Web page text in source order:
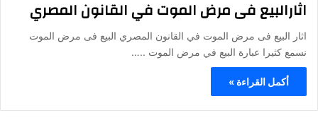
اثارالبيع فى مرض الموت في القانون المصري
اثار البيع فى مرض الموت في القانون المصري البيع فى مرض الموت
نسمع كثيرا عبارة البيع في مرض الموت ..…
أكمل القراءة »